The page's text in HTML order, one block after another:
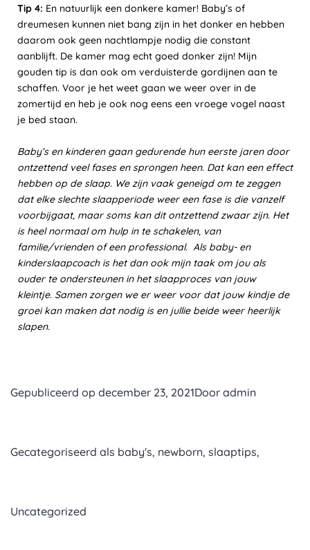
Tip 4: En natuurlijk een donkere kamer! Baby’s of
dreumesen kunnen niet bang zijn in het donker en hebben
daarom ook geen nachtlampje nodig die constant
aanblijft. De kamer mag echt goed donker zijn! Mijn
gouden tip is dan ook om verduisterde gordijnen aan te
schaffen. Voor je het weet gaan we weer over in de
zomertijd en heb je ook nog eens een vroege vogel naast
je bed staan.
Baby’s en kinderen gaan gedurende hun eerste jaren door
ontzettend veel fases en sprongen heen. Dat kan een effect
hebben op de slaap. We zijn vaak geneigd om te zeggen
dat elke slechte slaapperiode weer een fase is die vanzelf
voorbijgaat, maar soms kan dit ontzettend zwaar zijn. Het
is heel normaal om hulp in te schakelen, van
familie/vrienden of een professional. Als baby- en
kinderslaapcoach is het dan ook mijn taak om jou als
ouder te ondersteunen in het slaapproces van jouw
kleintje. Samen zorgen we er weer voor dat jouw kindje de
groei kan maken dat nodig is en jullie beide weer heerlijk
slapen.
Gepubliceerd op december 23, 2021Door admin
Gecategoriseerd als baby's, newborn, slaaptips,
Uncategorized